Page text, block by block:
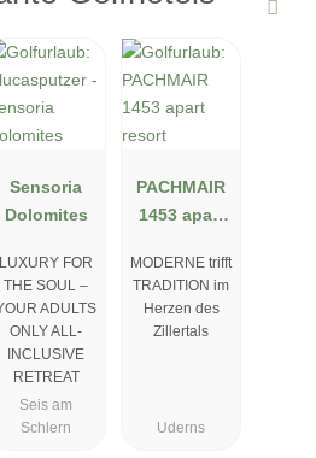
Sensoria
Dolomites
LUXURY FOR
THE SOUL –
ADULTS
ONLY ALL-
INCLUSIVE
RETREAT
Seis am
Schlern
PACHMAIR
1453 apart
MODERNE trifft
TRADITION im
Herzen des
Zillertals
Uderns